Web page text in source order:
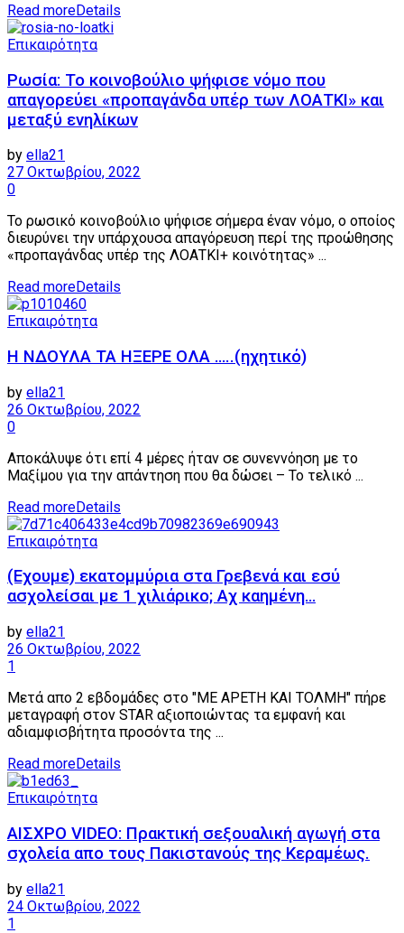
Read moreDetails
Επικαιρότητα
Ρωσία: Το κοινοβούλιο ψήφισε νόμο που
απαγορεύει «προπαγάνδα υπέρ των ΛΟΑΤΚΙ» και
μεταξύ ενηλίκων
by ella21
27 Οκτωβρίου, 2022
0
Το ρωσικό κοινοβούλιο ψήφισε σήμερα έναν νόμο, ο οποίος
διευρύνει την υπάρχουσα απαγόρευση περί της προώθησης
«προπαγάνδας υπέρ της ΛΟΑΤΚΙ+ κοινότητας» ...
Read moreDetails
Επικαιρότητα
Η ΝΔΟΥΛΑ ΤΑ ΗΞΕΡΕ ΟΛΑ …..(ηχητικό)
by ella21
26 Οκτωβρίου, 2022
0
Αποκάλυψε ότι επί 4 μέρες ήταν σε συνεννόηση με το
Μαξίμου για την απάντηση που θα δώσει – Το τελικό ...
Read moreDetails
Επικαιρότητα
(Εχουμε) εκατομμύρια στα Γρεβενά και εσύ
ασχολείσαι με 1 χιλιάρικο; Αχ καημένη…
by ella21
26 Οκτωβρίου, 2022
1
Μετά απο 2 εβδομάδες στο "ΜΕ ΑΡΕΤΗ ΚΑΙ ΤΟΛΜΗ" πήρε
μεταγραφή στον STAR αξιοποιώντας τα εμφανή και
αδιαμφισβήτητα προσόντα της ...
Read moreDetails
Επικαιρότητα
ΑΙΣΧΡΟ VIDEO: Πρακτική σεξουαλική αγωγή στα
σχολεία απο τους Πακιστανούς της Κεραμέως.
by ella21
24 Οκτωβρίου, 2022
1